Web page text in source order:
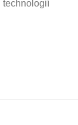
technologií